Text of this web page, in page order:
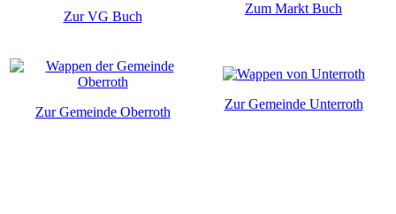
Zur VG Buch
Zum Markt Buch
Zur Gemeinde Oberroth
Zur Gemeinde Unterroth